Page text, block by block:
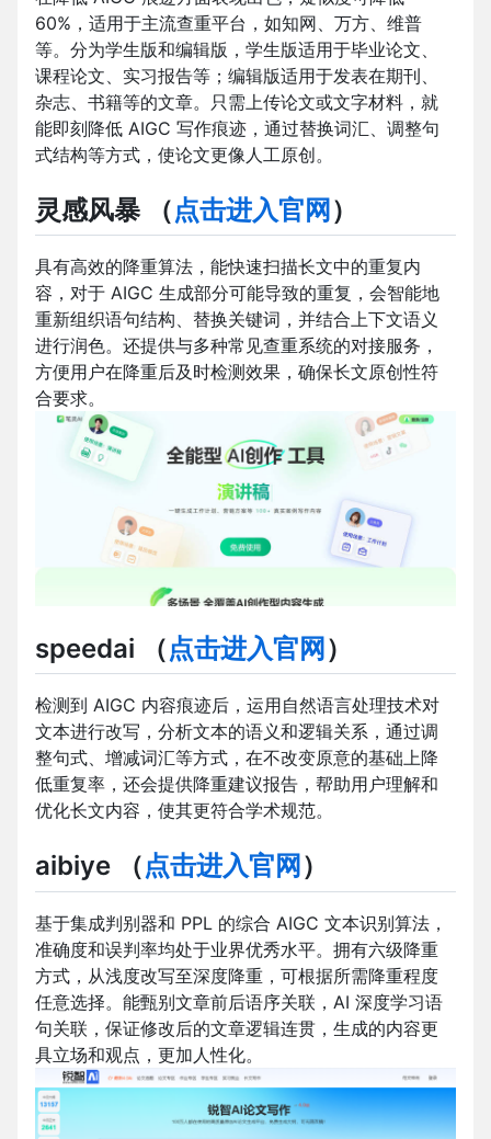
60%，适用于主流查重平台，如知网、万方、维普
等。分为学生版和编辑版，学生版适用于毕业论文、
课程论文、实习报告等；编辑版适用于发表在期刊、
杂志、书籍等的文章。只需上传论文或文字材料，就
能即刻降低 AIGC 写作痕迹，通过替换词汇、调整句
式结构等方式，使论文更像人工原创。
灵感风暴（点击进入官网）
具有高效的降重算法，能快速扫描长文中的重复内
容，对于 AIGC 生成部分可能导致的重复，会智能地
重新组织语句结构、替换关键词，并结合上下文语义
进行润色。还提供与多种常见查重系统的对接服务，
方便用户在降重后及时检测效果，确保长文原创性符
合要求。
speedai （点击进入官网 ）
检测到 AIGC 内容痕迹后，运用自然语言处理技术对
文本进行改写，分析文本的语义和逻辑关系，通过调
整句式、增减词汇等方式，在不改变原意的基础上降
低重复率，还会提供降重建议报告，帮助用户理解和
优化长文内容，使其更符合学术规范。
aibiye （点击进入官网 ）
基于集成判别器和 PPL 的综合 AIGC 文本识别算法，
准确度和误判率均处于业界优秀水平。拥有六级降重
方式，从浅度改写至深度降重，可根据所需降重程度
任意选择。能甄别文章前后语序关联，AI 深度学习语
句关联，保证修改后的文章逻辑连贯，生成的内容更
具立场和观点，更加人性化。